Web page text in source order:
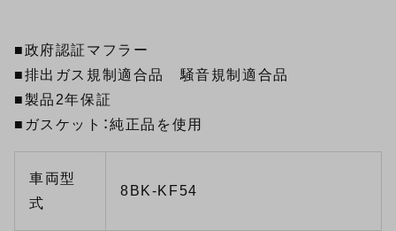
■政府認証マフラー
■排出ガス規制適合品 騒音規制適合品
■製品2年保証
■ガスケット：純正品を使用
車両型
式
8BK-KF54